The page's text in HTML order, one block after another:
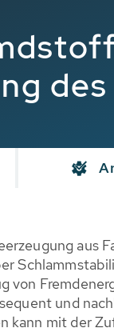
aus
von
und
kann mit der